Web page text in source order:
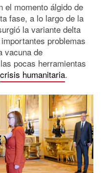
el momento álgido de
fase, a lo largo de la
la variante delta
problemas
vacuna de
pocas herramientas
crisis humanitaria.